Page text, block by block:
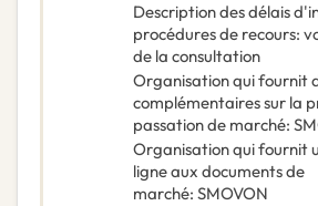
Description des délais
procédures de recours:
de la consultation
Organisation qui fournit
complémentaires sur la
passation de marché:
Organisation qui fournit
ligne aux documents de
marché: SMOVON